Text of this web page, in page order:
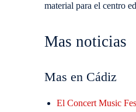
material para el centro
Mas noticias
Mas en Cádiz
El Concert Music